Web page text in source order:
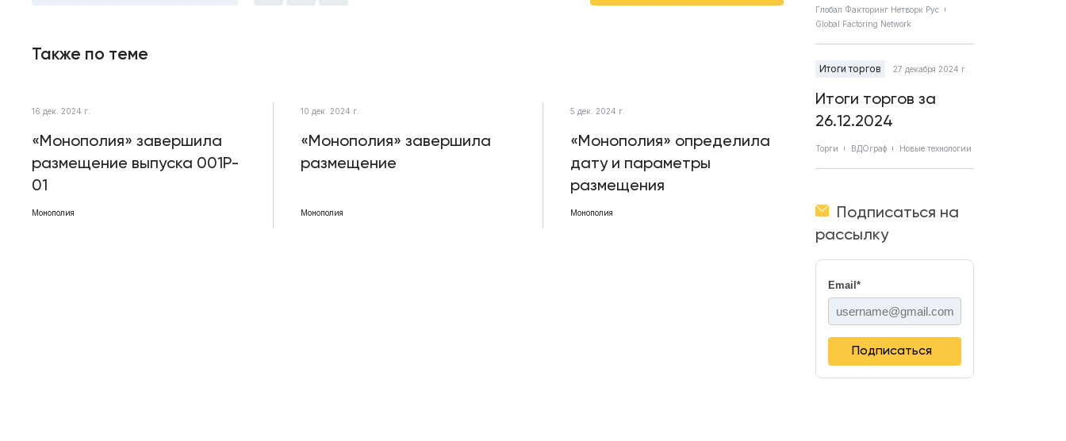
Также по теме
16 дек. 2024 г.
«Монополия» завершила
размещение выпуска 001P-
01
Монополия
10 дек. 2024 г.
«Монополия» завершила
размещение
Монополия
5 дек. 2024 г.
«Монополия» определила
дату и параметры
размещения
Монополия
Глобал Факторинг Нетворк Рус
Global Factoring Network
Итоги торгов 27 декабря 2024 г.
Итоги торгов за
26.12.2024
Торги ВДОграф Новые технологии
Подписаться на
рассылку
Email *
Подписаться